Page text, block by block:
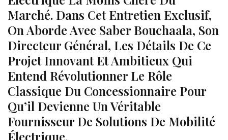
Marché. Dans Cet Entretien Exclusif,
On Aborde Avec Saber Bouchaala, Son
Directeur Général, Les Détails De Ce
Projet Innovant Et Ambitieux Qui
Entend Révolutionner Le Rôle
Classique Du Concessionnaire Pour
Qu’il Devienne Un Véritable
Fournisseur De Solutions De Mobilité
Électrique.